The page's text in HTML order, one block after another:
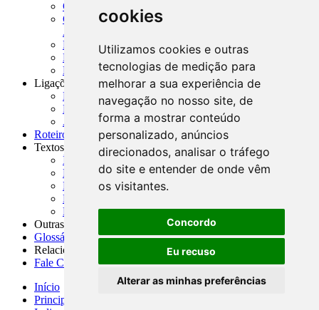
cookies
Utilizamos cookies e outras
tecnologias de medição para
melhorar a sua experiência de
navegação no nosso site, de
forma a mostrar conteúdo
personalizado, anúncios
direcionados, analisar o tráfego
do site e entender de onde vêm
os visitantes.
Concordo
Eu recuso
Alterar as minhas preferências
CADOC - Catálogo de Documentos
CNAE-CONCLA - Classificação Nacional de
Atividades Econômicas
PMF - Cartilhas do BCB
Manuais Auxiliares do BCB e Cosif-e
Resenhas Diárias Governamentais
Ligações Externas
Links Úteis
Presidência da República
Agências Nacionais Reguladoras
Roteiros para Estudos
Textos
Índice de Textos
Editorial
Monografias
Na Imprensa
Fórum de Discussão
Outras ferramentas
Glossário
Relacionamento
Fale Conosco
Início
Principais notícias